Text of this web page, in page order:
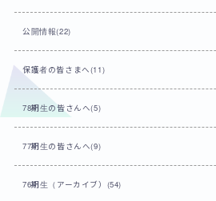
公開情報(22)
保護者の皆さまへ(11)
78期生の皆さんへ(5)
77期生の皆さんへ(9)
76期生（アーカイブ）(54)